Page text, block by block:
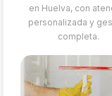
en Huelva, con
personalizada y
completa.